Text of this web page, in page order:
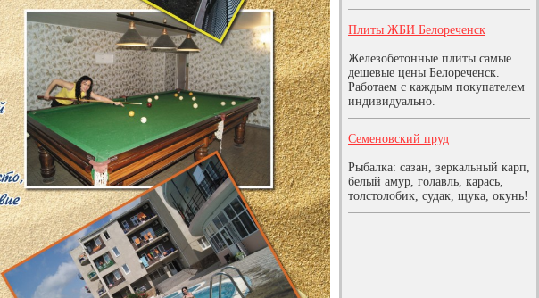
Плиты ЖБИ Белореченск
Железобетонные плиты самые
дешевые цены Белореченск.
Работаем с каждым покупателем
индивидуально.
Семеновский пруд
Рыбалка: сазан, зеркальный карп,
белый амур, голавль, карась,
толстолобик, судак, щука, окунь!